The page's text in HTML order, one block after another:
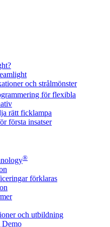
och strålmönster
för flexibla
rätt ficklampa
första insatser
®
förklaras
och utbildning
Demo